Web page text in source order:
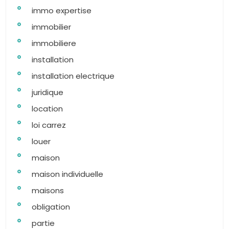
immo expertise
immobilier
immobiliere
installation
installation electrique
juridique
location
loi carrez
louer
maison
maison individuelle
maisons
obligation
partie